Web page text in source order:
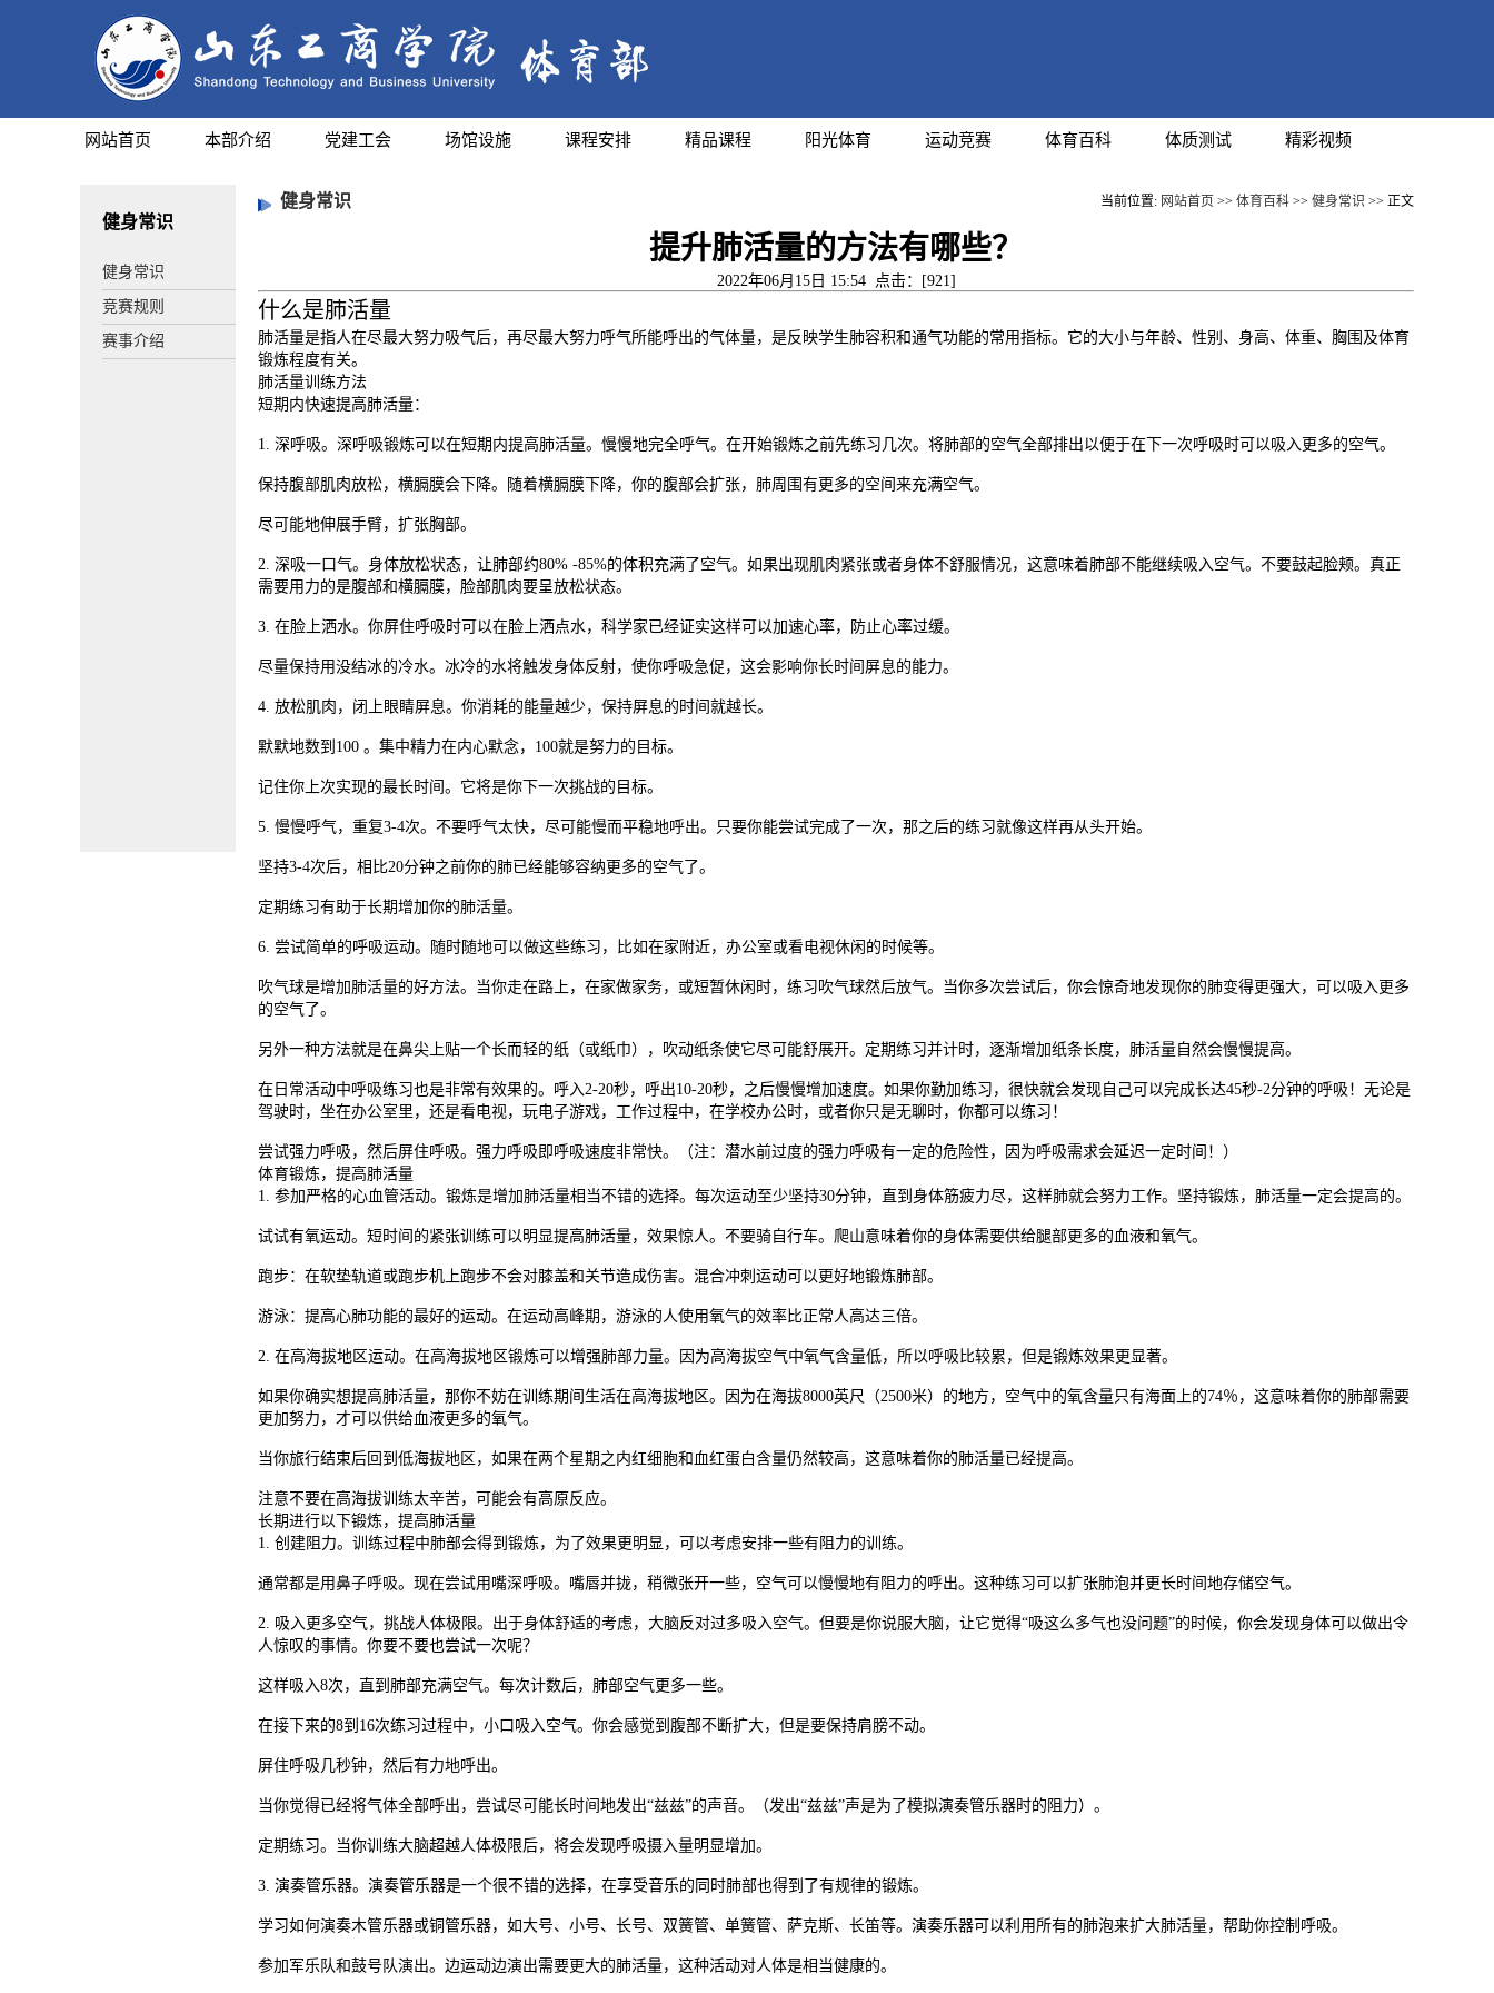
网站首页 本部介绍 党建工会 场馆设施 课程安排 精品课程 阳光体育 运动竞赛 体育百科 体质测试 精彩视频
健身常识
健身常识
竞赛规则
赛事介绍
健身常识 当前位置: 网站首页 >> 体育百科 >> 健身常识 >> 正文
提升肺活量的方法有哪些？
2022年06月15日 15:54 点击：[921]
什么是肺活量
肺活量是指人在尽最大努力吸气后，再尽最大努力呼气所能呼出的气体量，是反映学生肺容积和通气功能的常用指标。它的大小与年龄、性别、身高、体重、胸围及体育
锻炼程度有关。
肺活量训练方法
短期内快速提高肺活量：
1. 深呼吸。深呼吸锻炼可以在短期内提高肺活量。慢慢地完全呼气。在开始锻炼之前先练习几次。将肺部的空气全部排出以便于在下一次呼吸时可以吸入更多的空气。
保持腹部肌肉放松，横膈膜会下降。随着横膈膜下降，你的腹部会扩张，肺周围有更多的空间来充满空气。
尽可能地伸展手臂，扩张胸部。
2. 深吸一口气。身体放松状态，让肺部约80% -85%的体积充满了空气。如果出现肌肉紧张或者身体不舒服情况，这意味着肺部不能继续吸入空气。不要鼓起脸颊。真正
需要用力的是腹部和横膈膜，脸部肌肉要呈放松状态。
3. 在脸上洒水。你屏住呼吸时可以在脸上洒点水，科学家已经证实这样可以加速心率，防止心率过缓。
尽量保持用没结冰的冷水。冰冷的水将触发身体反射，使你呼吸急促，这会影响你长时间屏息的能力。
4. 放松肌肉，闭上眼睛屏息。你消耗的能量越少，保持屏息的时间就越长。
默默地数到100 。集中精力在内心默念，100就是努力的目标。
记住你上次实现的最长时间。它将是你下一次挑战的目标。
5. 慢慢呼气，重复3-4次。不要呼气太快，尽可能慢而平稳地呼出。只要你能尝试完成了一次，那之后的练习就像这样再从头开始。
坚持3-4次后，相比20分钟之前你的肺已经能够容纳更多的空气了。
定期练习有助于长期增加你的肺活量。
6. 尝试简单的呼吸运动。随时随地可以做这些练习，比如在家附近，办公室或看电视休闲的时候等。
吹气球是增加肺活量的好方法。当你走在路上，在家做家务，或短暂休闲时，练习吹气球然后放气。当你多次尝试后，你会惊奇地发现你的肺变得更强大，可以吸入更多
的空气了。
另外一种方法就是在鼻尖上贴一个长而轻的纸（或纸巾），吹动纸条使它尽可能舒展开。定期练习并计时，逐渐增加纸条长度，肺活量自然会慢慢提高。
在日常活动中呼吸练习也是非常有效果的。呼入2-20秒，呼出10-20秒，之后慢慢增加速度。如果你勤加练习，很快就会发现自己可以完成长达45秒-2分钟的呼吸！无论是
驾驶时，坐在办公室里，还是看电视，玩电子游戏，工作过程中，在学校办公时，或者你只是无聊时，你都可以练习！
尝试强力呼吸，然后屏住呼吸。强力呼吸即呼吸速度非常快。（注：潜水前过度的强力呼吸有一定的危险性，因为呼吸需求会延迟一定时间！）
体育锻炼，提高肺活量
1. 参加严格的心血管活动。锻炼是增加肺活量相当不错的选择。每次运动至少坚持30分钟，直到身体筋疲力尽，这样肺就会努力工作。坚持锻炼，肺活量一定会提高的。
试试有氧运动。短时间的紧张训练可以明显提高肺活量，效果惊人。不要骑自行车。爬山意味着你的身体需要供给腿部更多的血液和氧气。
跑步：在软垫轨道或跑步机上跑步不会对膝盖和关节造成伤害。混合冲刺运动可以更好地锻炼肺部。
游泳：提高心肺功能的最好的运动。在运动高峰期，游泳的人使用氧气的效率比正常人高达三倍。
2. 在高海拔地区运动。在高海拔地区锻炼可以增强肺部力量。因为高海拔空气中氧气含量低，所以呼吸比较累，但是锻炼效果更显著。
如果你确实想提高肺活量，那你不妨在训练期间生活在高海拔地区。因为在海拔8000英尺（2500米）的地方，空气中的氧含量只有海面上的74％，这意味着你的肺部需要
更加努力，才可以供给血液更多的氧气。
当你旅行结束后回到低海拔地区，如果在两个星期之内红细胞和血红蛋白含量仍然较高，这意味着你的肺活量已经提高。
注意不要在高海拔训练太辛苦，可能会有高原反应。
长期进行以下锻炼，提高肺活量
1. 创建阻力。训练过程中肺部会得到锻炼，为了效果更明显，可以考虑安排一些有阻力的训练。
通常都是用鼻子呼吸。现在尝试用嘴深呼吸。嘴唇并拢，稍微张开一些，空气可以慢慢地有阻力的呼出。这种练习可以扩张肺泡并更长时间地存储空气。
2. 吸入更多空气，挑战人体极限。出于身体舒适的考虑，大脑反对过多吸入空气。但要是你说服大脑，让它觉得“吸这么多气也没问题”的时候，你会发现身体可以做出令
人惊叹的事情。你要不要也尝试一次呢？
这样吸入8次，直到肺部充满空气。每次计数后，肺部空气更多一些。
在接下来的8到16次练习过程中，小口吸入空气。你会感觉到腹部不断扩大，但是要保持肩膀不动。
屏住呼吸几秒钟，然后有力地呼出。
当你觉得已经将气体全部呼出，尝试尽可能长时间地发出“兹兹”的声音。（发出“兹兹”声是为了模拟演奏管乐器时的阻力）。
定期练习。当你训练大脑超越人体极限后，将会发现呼吸摄入量明显增加。
3. 演奏管乐器。演奏管乐器是一个很不错的选择，在享受音乐的同时肺部也得到了有规律的锻炼。
学习如何演奏木管乐器或铜管乐器，如大号、小号、长号、双簧管、单簧管、萨克斯、长笛等。演奏乐器可以利用所有的肺泡来扩大肺活量，帮助你控制呼吸。
参加军乐队和鼓号队演出。边运动边演出需要更大的肺活量，这种活动对人体是相当健康的。